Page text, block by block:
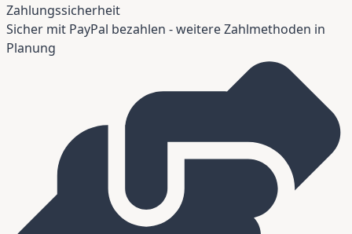
Zahlungssicherheit
Sicher mit PayPal bezahlen - weitere Zahlmethoden in
Planung